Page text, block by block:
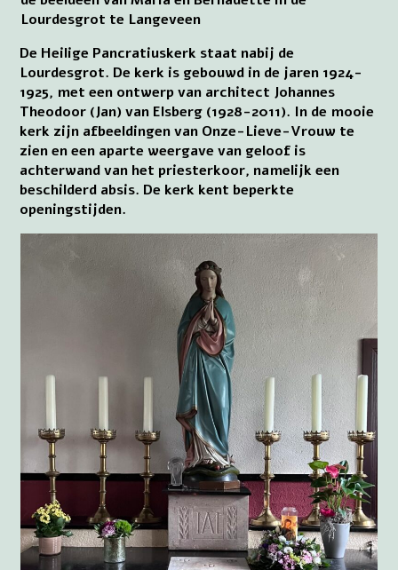
Lourdesgrot te Langeveen
De Heilige Pancratiuskerk staat nabij de
Lourdesgrot. De kerk is gebouwd in de jaren 1924-
1925, met een ontwerp van architect Johannes
Theodoor (Jan) van Elsberg (1928-2011). In de mooie
kerk zijn afbeeldingen van Onze-Lieve-Vrouw te
zien en een aparte weergave van geloof is
achterwand van het priesterkoor, namelijk een
beschilderd absis. De kerk kent beperkte
openingstijden.